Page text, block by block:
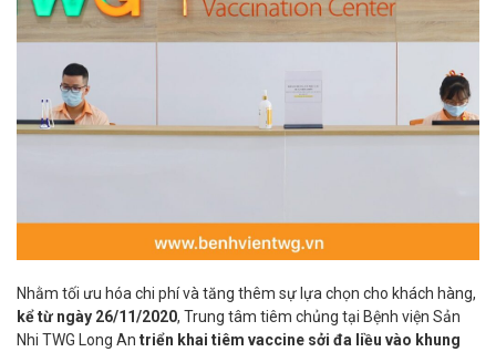
Nhằm tối ưu hóa chi phí và tăng thêm sự lựa chọn cho khách hàng,
kể từ ngày 26/11/2020, Trung tâm tiêm chủng tại Bệnh viện Sản
Nhi TWG Long An triển khai tiêm vaccine sởi đa liều vào khung